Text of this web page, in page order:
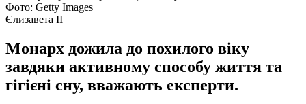
Фото: Getty Images
Єлизавета II
Монарх дожила до похилого віку
завдяки активному способу життя та
гігієні сну, вважають експерти.